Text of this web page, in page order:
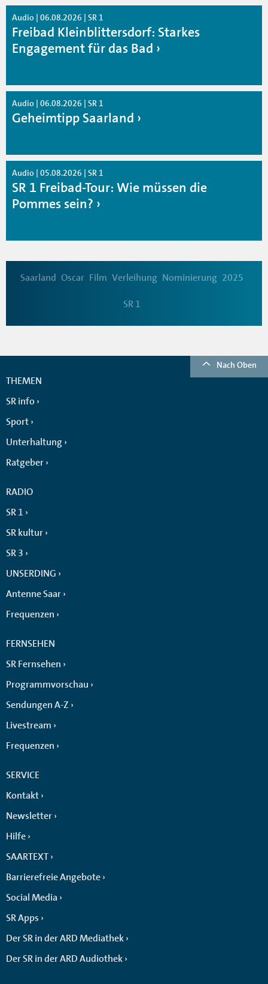
Audio | 06.08.2026 | SR 1
Freibad Kleinblittersdorf: Starkes
Engagement für das Bad
Audio | 06.08.2026 | SR 1
Geheimtipp Saarland
Audio | 05.08.2026 | SR 1
SR 1 Freibad-Tour: Wie müssen die
Pommes sein?
Saarland Oscar Film Verleihung Nominierung 2025
SR 1
Nach Oben
THEMEN
SR info
Sport
Unterhaltung
Ratgeber
RADIO
SR 1
SR kultur
SR 3
UNSERDING
Antenne Saar
Frequenzen
FERNSEHEN
SR Fernsehen
Programmvorschau
Sendungen A-Z
Livestream
Frequenzen
SERVICE
Kontakt
Newsletter
Hilfe
SAARTEXT
Barrierefreie Angebote
Social Media
SR Apps
Der SR in der ARD Mediathek
Der SR in der ARD Audiothek